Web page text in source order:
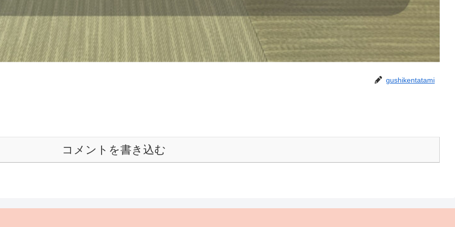
gushikentatami
コメントを書き込む